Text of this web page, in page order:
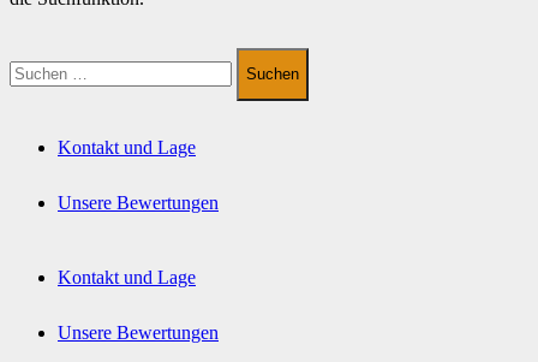
Suchen
Kontakt und Lage
Unsere Bewertungen
Kontakt und Lage
Unsere Bewertungen